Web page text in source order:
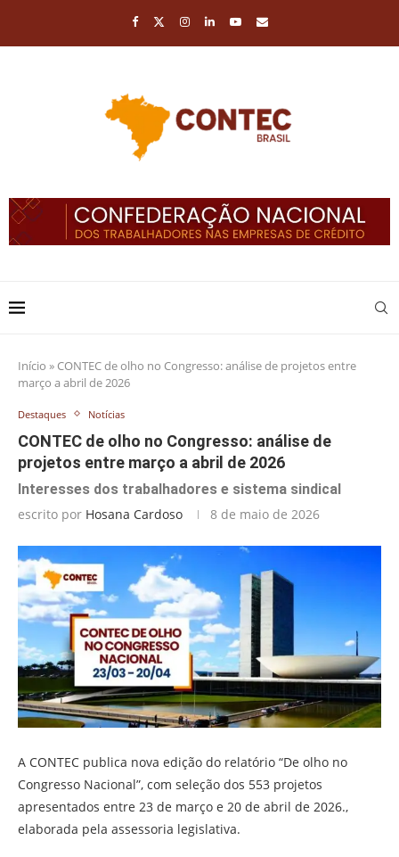
Início » CONTEC de olho no Congresso: análise de projetos entre
março a abril de 2026
Destaques Notícias
CONTEC de olho no Congresso: análise de
projetos entre março a abril de 2026
Interesses dos trabalhadores e sistema sindical
escrito por Hosana Cardoso 8 de maio de 2026
A CONTEC publica nova edição do relatório “De olho no
Congresso Nacional”, com seleção dos 553 projetos
apresentados entre 23 de março e 20 de abril de 2026.,
elaborada pela assessoria legislativa.